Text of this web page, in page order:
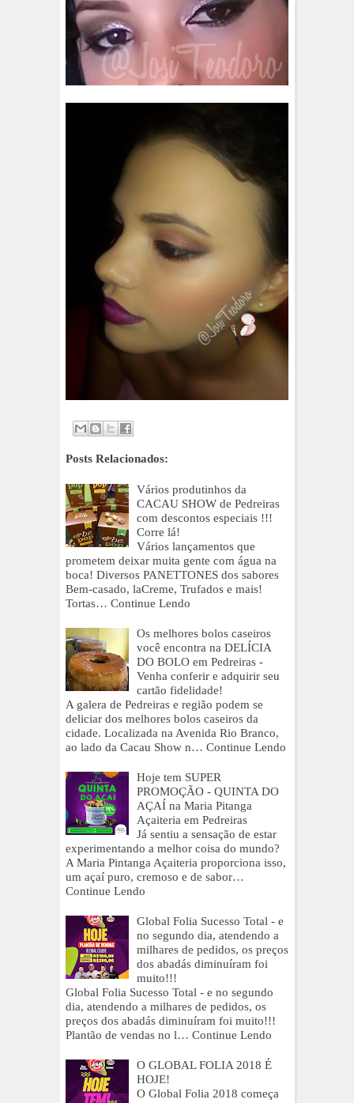
Posts Relacionados:
Vários produtinhos da
CACAU SHOW de Pedreiras
com descontos especiais !!!
Corre lá!
Vários lançamentos que
prometem deixar muita gente com água na
boca! Diversos PANETTONES dos sabores
Bem-casado, laCreme, Trufados e mais!
Tortas… Continue Lendo
Os melhores bolos caseiros
você encontra na DELÍCIA
DO BOLO em Pedreiras -
Venha conferir e adquirir seu
cartão fidelidade!
A galera de Pedreiras e região podem se
deliciar dos melhores bolos caseiros da
cidade. Localizada na Avenida Rio Branco,
ao lado da Cacau Show n… Continue Lendo
Hoje tem SUPER
PROMOÇÃO - QUINTA DO
AÇAÍ na Maria Pitanga
Açaiteria em Pedreiras
Já sentiu a sensação de estar
experimentando a melhor coisa do mundo?
A Maria Pintanga Açaiteria proporciona isso,
um açaí puro, cremoso e de sabor…
Continue Lendo
Global Folia Sucesso Total - e
no segundo dia, atendendo a
milhares de pedidos, os preços
dos abadás diminuíram foi
muito!!!
Global Folia Sucesso Total - e no segundo
dia, atendendo a milhares de pedidos, os
preços dos abadás diminuíram foi muito!!!
Plantão de vendas no l… Continue Lendo
O GLOBAL FOLIA 2018 É
HOJE!
O Global Folia 2018 começa